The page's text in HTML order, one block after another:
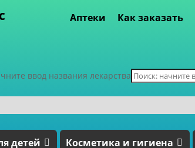
Аптеки Как заказать
ввод названия лекарства
детей Косметика и гигиена